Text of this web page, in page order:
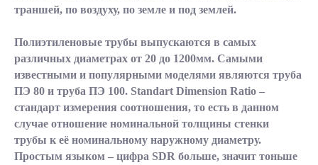
траншей, по воздуху, по земле и под землей.
Полиэтиленовые трубы выпускаются в самых
различных диаметрах от 20 до 1200мм. Самыми
известными и популярными моделями являются труба
ПЭ 80 и труба ПЭ 100. Standart Dimension Ratio –
стандарт измерения соотношения, то есть в данном
случае отношение номинальной толщины стенки
трубы к её номинальному наружному диаметру.
Простым языком – цифра SDR больше, значит тоньше